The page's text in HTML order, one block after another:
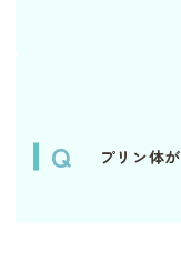
Q プリン体